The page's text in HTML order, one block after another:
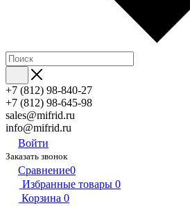
+7 (812) 98-840-27
+7 (812) 98-645-98
sales@mifrid.ru
info@mifrid.ru
Войти
Заказать звонок
Сравнение0
Избранные товары 0
Корзина 0